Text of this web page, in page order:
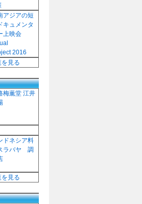
アジアの短
キュメンタ
上映会
2016
見る
梅薫堂 江井
ドネシア料
ラバヤ 調
見る